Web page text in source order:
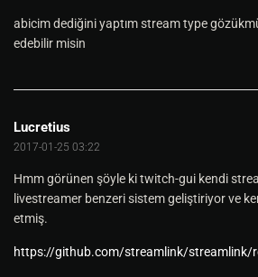
abicim dediğini yaptım stream type
edebilir misin
Lucretius
2017-01-25 03:22
Hmm görünen şöyle ki twitch-gui kendi
livestreamer benzeri sistem geliştiriyor ve
etmiş.
https://github.com/streamlink/streamlink/